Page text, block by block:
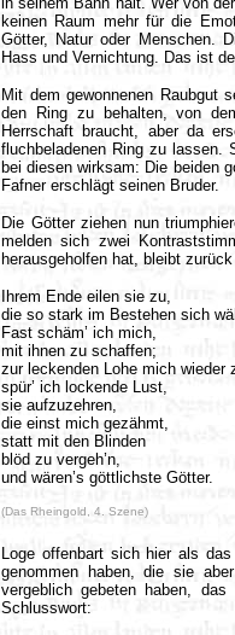
keinen Raum mehr für die
Götter, Natur oder Menschen.
Hass und Vernichtung. Das ist
Mit dem gewonnenen Raubgut
den Ring zu behalten, von
Herrschaft braucht, aber da
fluchbeladenen Ring zu lassen.
bei diesen wirksam: Die beiden
Fafner erschlägt seinen Bruder.
Die Götter ziehen nun
melden sich zwei
herausgeholfen hat, bleibt
Ihrem Ende eilen sie zu,
die so stark im Bestehen sich
Fast schäm’ ich mich,
mit ihnen zu schaffen;
zur leckenden Lohe mich wieder
spür’ ich lockende Lust,
sie aufzuzehren,
die einst mich gezähmt,
statt mit den Blinden
blöd zu vergeh’n,
und wären’s göttlichste Götter.
(Das Rheingold, 4. Szene)
Loge offenbart sich hier als
genommen haben, die sie
vergeblich gebeten haben,
Schlusswort: